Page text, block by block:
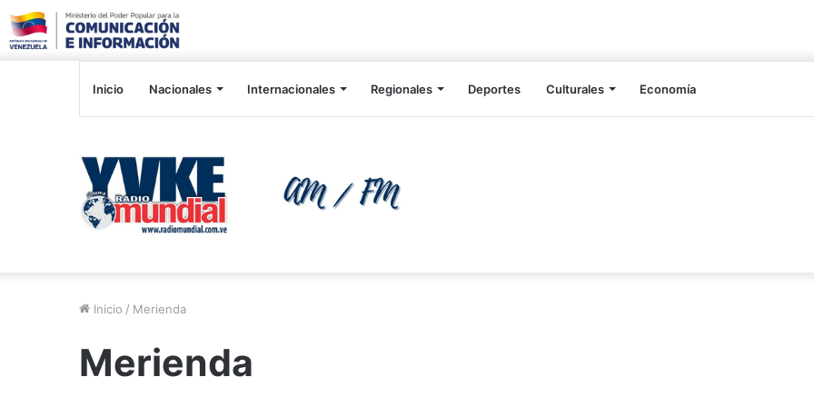
Inicio Nacionales Internacionales Regionales Deportes Culturales Economía
Inicio / Merienda
Merienda